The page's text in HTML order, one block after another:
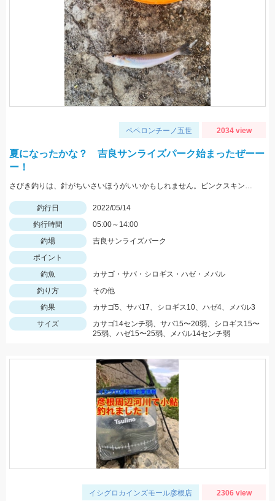
ペペロンチーノ五世 2034 view
夏になったかな？ 吉良サンライズパーク始まったぜーー
ー！
さびき釣りは、針がちいさいほうがいいかもしれません。ピンクスキンおすすめです。 根魚は、ゴールドイソメがおすすめです。
釣行日
2022/05/14
釣行時間
05:00～14:00
釣場
吉良サンライズパーク
ポイント
釣魚
カサゴ・サバ・シロギス・ハゼ・メバル
釣り方
その他
釣果
カサゴ5、サバ17、シロギス10、ハゼ4、メバル3
サイズ
カサゴ14センチ弱、サバ15〜20弱、シロギス15〜
25弱、ハゼ15〜25弱、メバル14センチ弱
イシグロカインズモール彦根店 2306 view